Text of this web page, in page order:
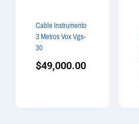
Cable Instrumento
3 Metros Vox Vgs-
30
$49,000.00